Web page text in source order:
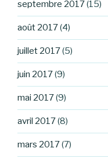
septembre 2017(15)
août 2017(4)
juillet 2017(5)
juin 2017(9)
mai 2017(9)
avril 2017(8)
mars 2017(7)